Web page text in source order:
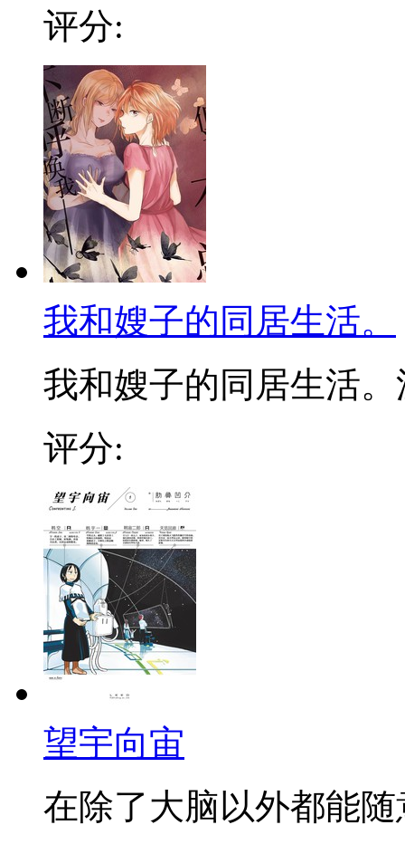
评分:
我和嫂子的同居生活。
我和嫂子的同居生活。
评分:
望宇向宙
在除了大脑以外都能随